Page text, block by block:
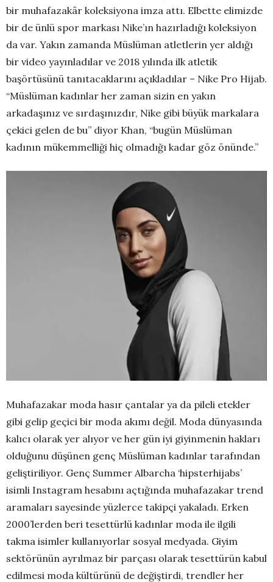
bir muhafazakâr koleksiyona imza attı. Elbette elimizde
bir de ünlü spor markası Nike’ın hazırladığı koleksiyon
da var. Yakın zamanda Müslüman atletlerin yer aldığı
bir video yayınladılar ve 2018 yılında ilk atletik
başörtüsünü tanıtacaklarını açıkladılar – Nike Pro Hijab.
“Müslüman kadınlar her zaman sizin en yakın
arkadaşınız ve sırdaşınızdır, Nike gibi büyük markalara
çekici gelen de bu” diyor Khan, “bugün Müslüman
kadının mükemmelliği hiç olmadığı kadar göz önünde.”
Muhafazakar moda hasır çantalar ya da pileli etekler
gibi gelip geçici bir moda akımı değil. Moda dünyasında
kalıcı olarak yer alıyor ve her gün iyi giyinmenin hakları
olduğunu düşünen genç Müslüman kadınlar tarafından
geliştiriliyor. Genç Summer Albarcha ‘hipsterhijabs’
isimli Instagram hesabını açtığında muhafazakar trend
aramaları sayesinde yüzlerce takipçi yakaladı. Erken
2000’lerden beri tesettürlü kadınlar moda ile ilgili
takma isimler kullanıyorlar sosyal medyada. Giyim
sektörünün ayrılmaz bir parçası olarak tesettürün kabul
edilmesi moda kültürünü de değiştirdi, trendler her